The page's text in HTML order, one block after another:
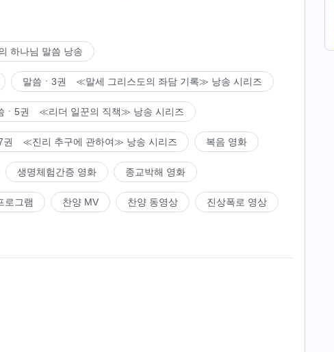
하나님 말씀 낭송
말씀ㆍ3권 ≪말세 그리스도의 좌담 기록≫ 낭송 시리즈
ㆍ5권 ≪리더 일꾼의 직책≫ 낭송 시리즈
권 ≪진리 추구에 관하여≫ 낭송 시리즈 복음 영화
생명체험간증 영화 종교박해 영화
로그램 찬양 MV 찬양 동영상 진상폭로 영상